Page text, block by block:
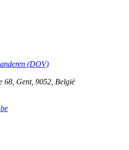
(DOV)
68, Gent, 9052, België